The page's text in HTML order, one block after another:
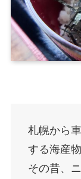
札幌から
する海産
その昔、